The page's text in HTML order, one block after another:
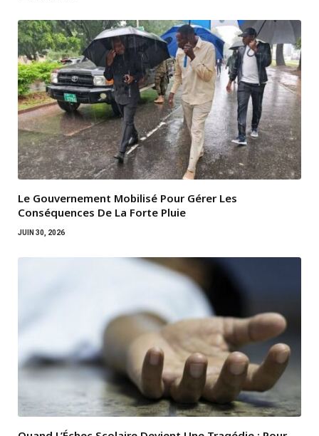
Le Gouvernement Mobilisé Pour Gérer Les
Conséquences De La Forte Pluie
JUIN 30, 2026